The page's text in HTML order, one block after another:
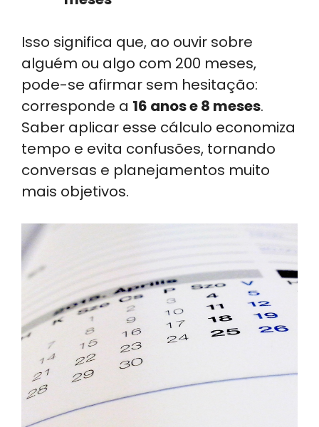
Isso significa que, ao ouvir sobre
alguém ou algo com 200 meses,
pode-se afirmar sem hesitação:
corresponde a 16 anos e 8 meses.
Saber aplicar esse cálculo economiza
tempo e evita confusões, tornando
conversas e planejamentos muito
mais objetivos.